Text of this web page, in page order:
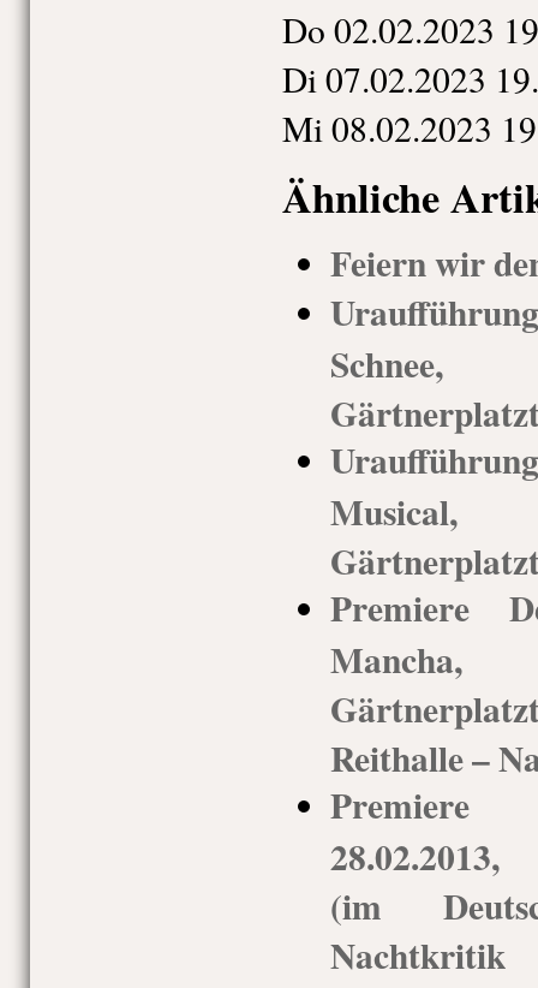
Do 02.02.2023
Di 07.02.2023
Mi 08.02.2023
Ähnliche
Feiern wir
Premiere
Reithalle –
(im
Nachtkritik